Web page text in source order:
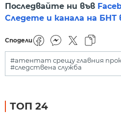
Последвайте ни във
Следете и канала на БНТ
Сподели
#атентат срещу главния
#следствена служба
ТОП 24